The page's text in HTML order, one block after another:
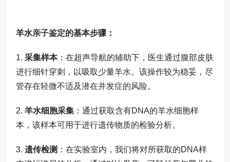
羊水亲子鉴定的基本步骤：
1. 采集样本：在超声导航的辅助下，医生通过腹部皮肤
进行细针穿刺，以吸取少量羊水。该操作较为稳妥，尽
管存在轻微不适及潜在并发症的风险。
2. 羊水细胞采集 ：通过获取含有DNA的羊水细胞样
本，该样本可用于进行遗传物质的检验分析。
3. 遗传检测 ：在实验室内，我们将对所获取的DNA样